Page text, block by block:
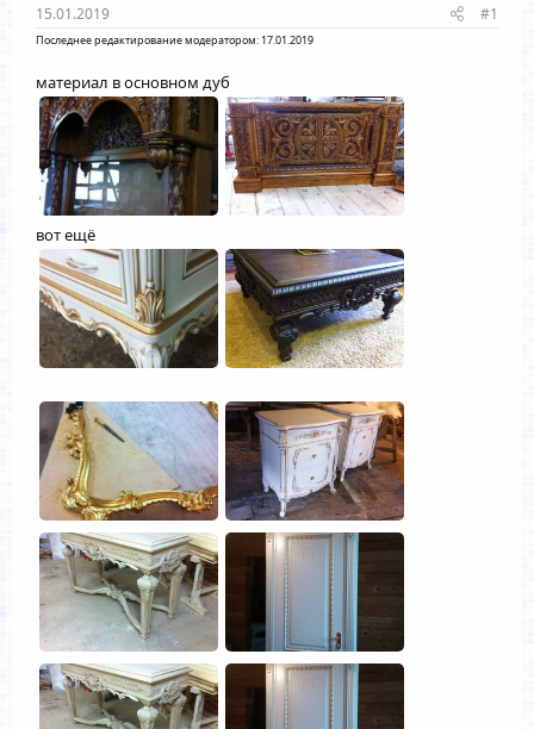
15.01.2019 #1
Последнее редактирование модератором: 17.01.2019
материал в основном дуб
вот ещё